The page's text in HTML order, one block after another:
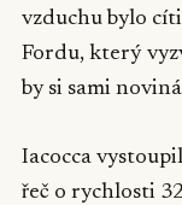
vzduchu bylo
Fordu, který
by si sami
Iacocca
řeč o rychlosti